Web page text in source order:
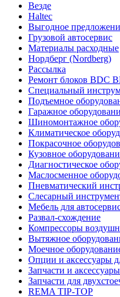
Везде
Haltec
Выгодное
Грузовой автосервис
Материалы расходные
Нордберг (Nordberg)
Рассылка
Ремонт блоков BDC
Специальный
Подъемное
Гаражное
Шиномонтажное
Климатическое
Покрасочное
Кузовное
Диагностическое
Маслосменное
Пневматический
Слесарный
Мебель для
Развал-схождение
Компрессоры
Вытяжное
Моечное
Опции и аксессуары
Запчасти и
Запчасти для
REMA TIP-TOP